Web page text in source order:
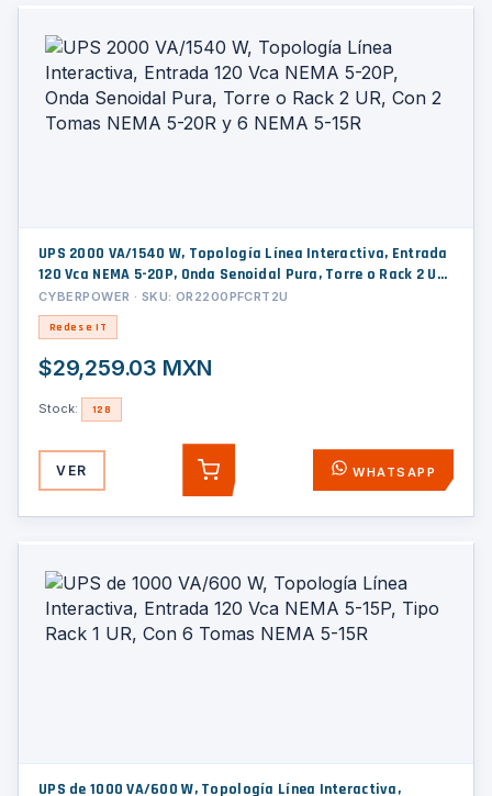
UPS 2000 VA/1540 W, Topología Línea Interactiva, Entrada
120 Vca NEMA 5-20P, Onda Senoidal Pura, Torre o Rack 2 UR,
Con 2 Tomas NEMA 5-20R y 6 NEMA 5-15R
CYBERPOWER · SKU: OR2200PFCRT2U
Redes e IT
$29,259.03 MXN
Stock: 128
VER AGREGAR WHATSAPP
UPS de 1000 VA/600 W, Topología Línea Interactiva,